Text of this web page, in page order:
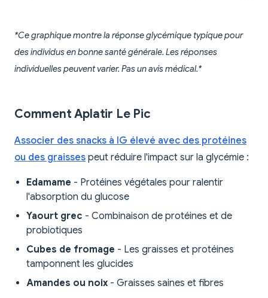
*Ce graphique montre la réponse glycémique typique pour
des individus en bonne santé générale. Les réponses
individuelles peuvent varier. Pas un avis médical.*
Comment Aplatir Le Pic
Associer des snacks à IG élevé avec des protéines
ou des graisses peut réduire l'impact sur la glycémie :
Edamame - Protéines végétales pour ralentir
l'absorption du glucose
Yaourt grec - Combinaison de protéines et de
probiotiques
Cubes de fromage - Les graisses et protéines
tamponnent les glucides
Amandes ou noix - Graisses saines et fibres